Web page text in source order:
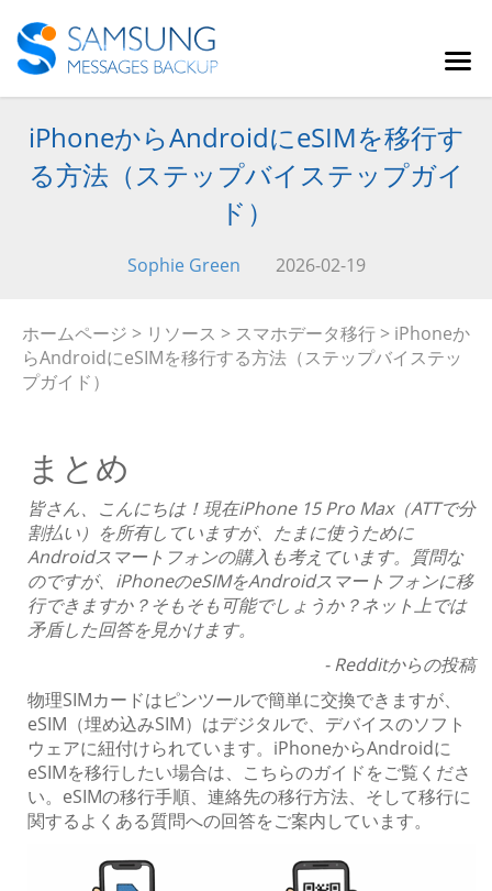
iPhoneからAndroidにeSIMを移行す
る方法（ステップバイステップガイ
ド）
Sophie Green 2026-02-19
ホームページ > リソース > スマホデータ移行 > iPhoneか
らAndroidにeSIMを移行する方法（ステップバイステッ
プガイド）
まとめ
皆さん、こんにちは！現在iPhone 15 Pro Max（ATTで分
割払い）を所有していますが、たまに使うために
Androidスマートフォンの購入も考えています。質問な
のですが、iPhoneのeSIMをAndroidスマートフォンに移
行できますか？そもそも可能でしょうか？ネット上では
矛盾した回答を見かけます。
- Redditからの投稿
物理SIMカードはピンツールで簡単に交換できますが、
eSIM（埋め込みSIM）はデジタルで、デバイスのソフト
ウェアに紐付けられています。iPhoneからAndroidに
eSIMを移行したい場合は、こちらのガイドをご覧くださ
い。eSIMの移行手順、連絡先の移行方法、そして移行に
関するよくある質問への回答をご案内しています。